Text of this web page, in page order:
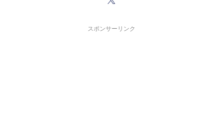
スポンサーリンク